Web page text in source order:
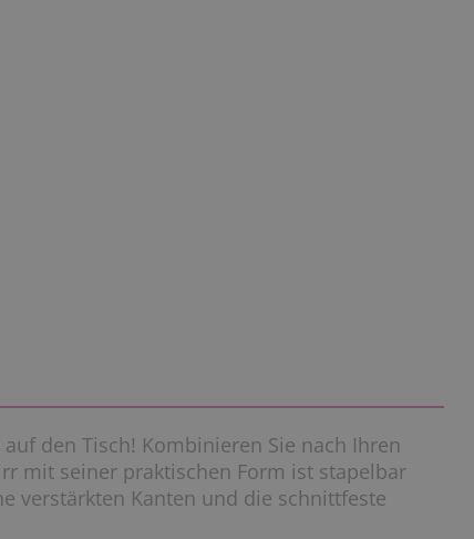
den Tisch! Kombinieren Sie nach Ihren
mit seiner praktischen Form ist stapelbar
verstärkten Kanten und die schnittfeste